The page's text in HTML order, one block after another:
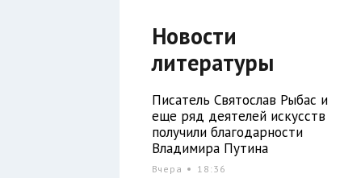
Новости
литературы
Писатель Святослав Рыбас и
еще ряд деятелей искусств
получили благодарности
Владимира Путина
Вчера 18:36